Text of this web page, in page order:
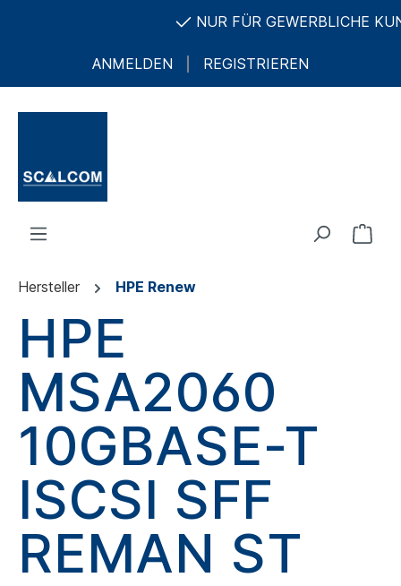
NUR FÜR GEWERBLICHE
ANMELDEN REGISTRIEREN
Hersteller HPE Renew
HPE
MSA2060
10GBASE-T
ISCSI SFF
REMAN ST